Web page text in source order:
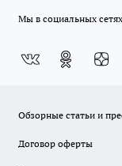
Мы в социальных сетях
Обзорные статьи и
Договор оферты